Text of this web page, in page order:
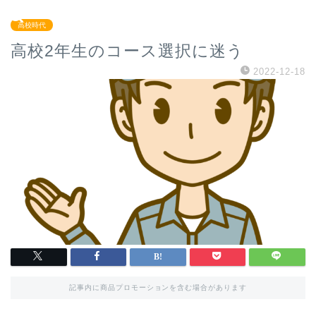
高校時代
高校2年生のコース選択に迷う
2022-12-18
記事内に商品プロモーションを含む場合があります